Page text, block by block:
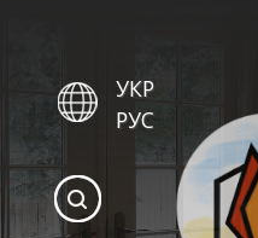
УКР
РУС